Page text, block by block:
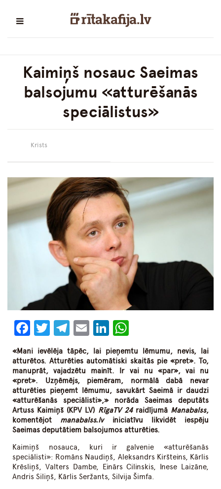
Kaimiņš nosauc Saeimas
balsojumu «atturēšanās
speciālistus»
Krists
Facebook
Twitter
Telegram
EmailLinkedIn
«Mani ievēlēja tāpēc, lai pieņemtu lēmumu, nevis, lai
atturētos. Atturēties automātiski skaitās pie «pret». To,
manuprāt, vajadzētu mainīt. Ir vai nu «par», vai nu
«pret». Uzņēmējs, piemēram, normālā dabā nevar
atturēties pieņemt lēmumu, savukārt Saeimā ir daudzi
«atturēšanās speciālisti»,» norāda Saeimas deputāts
Artuss Kaimiņš (KPV LV) RīgaTV 24raidījumā Manabalss,
komentējot manabalss.lviniciatīvu likvidēt iespēju
Saeimas deputātiem balsojumos atturēties.
Kaimiņš nosauca, kuri ir galvenie «atturēšanās
speciālisti»: Romāns Naudiņš, Aleksandrs Kiršteins, Kārlis
Krēsliņš, Valters Dambe, Einārs Cilinskis, Inese Laizāne,
Andris Siliņš, Kārlis Seržants, Silvija Šimfa.